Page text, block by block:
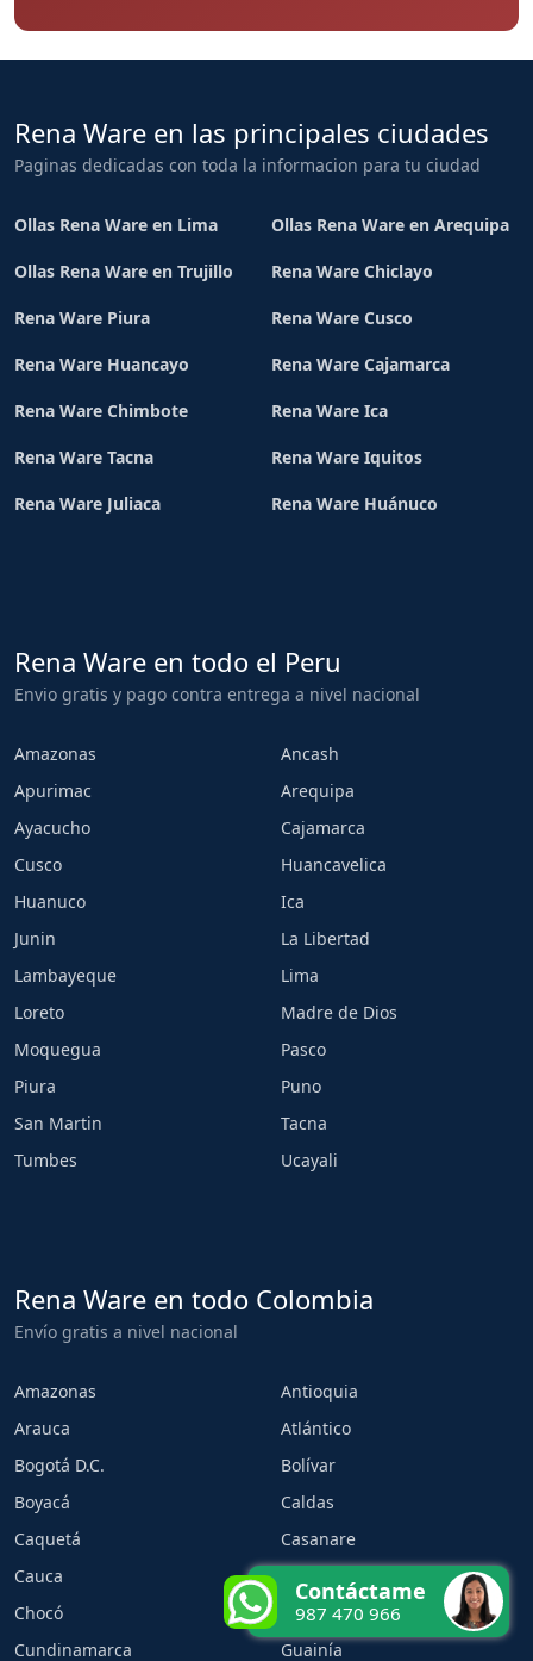
Rena Ware en las principales ciudades
Paginas dedicadas con toda la informacion para tu ciudad
Ollas Rena Ware en Lima Ollas Rena Ware en Arequipa
Ollas Rena Ware en Trujillo Rena Ware Chiclayo
Rena Ware Piura Rena Ware Cusco
Rena Ware Huancayo Rena Ware Cajamarca
Rena Ware Chimbote Rena Ware Ica
Rena Ware Tacna Rena Ware Iquitos
Rena Ware Juliaca Rena Ware Huánuco
Rena Ware en todo el Peru
Envio gratis y pago contra entrega a nivel nacional
Amazonas
Ancash
Apurimac
Arequipa
Ayacucho
Cajamarca
Cusco
Huancavelica
Huanuco
Ica
Junin
La Libertad
Lambayeque
Lima
Loreto
Madre de Dios
Moquegua
Pasco
Piura
Puno
San Martin
Tacna
Tumbes
Ucayali
Rena Ware en todo Colombia
Envío gratis a nivel nacional
Amazonas
Antioquia
Arauca
Atlántico
Bogotá D.C.
Bolívar
Boyacá
Caldas
Caquetá
Casanare
Cauca
Chocó
Córdoba
Cundinamarca
Guainía
Contáctame
987 470 966